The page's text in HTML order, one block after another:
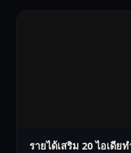
รายได้เสริม 20 ไอเดีย